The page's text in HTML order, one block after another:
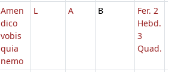
Amen
dico
vobis
quia
nemo
L A B
Fer. 2
Hebd.
3
Quad.